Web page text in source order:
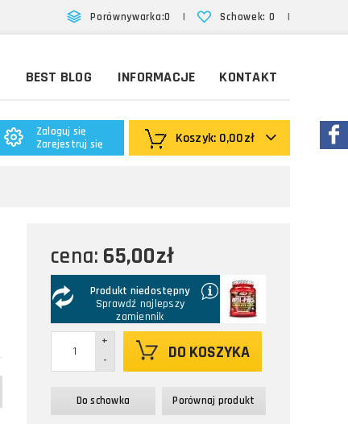
Schowek: 0 |
Porównywarka:0 |
BEST BLOG INFORMACJE KONTAKT
Koszyk: 0,00zł
Zaloguj się
Zarejestruj się
cena: 65,00zł
Produkt niedostępny
Sprawdź najlepszy
zamiennik
-
+
DO KOSZYKA
Do schowka Porównaj produkt